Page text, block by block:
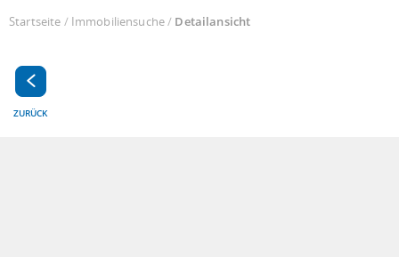
Startseite / Immobiliensuche/ Detailansicht
ZURÜCK